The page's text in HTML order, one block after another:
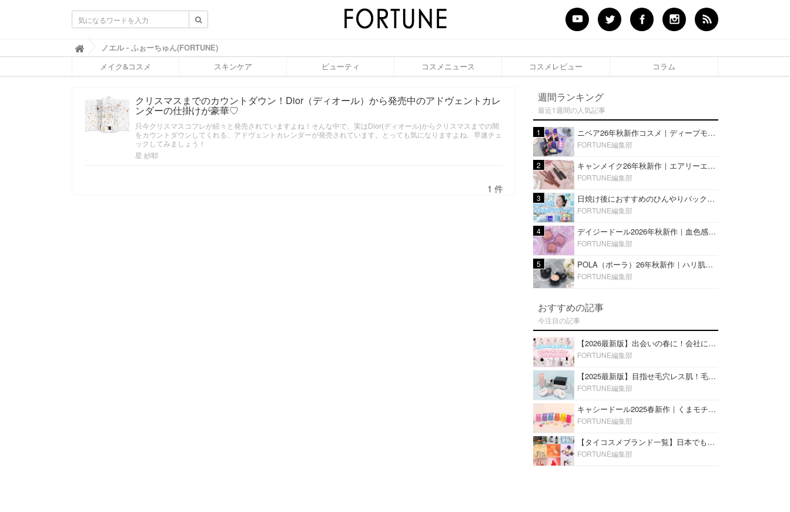
ふ
ぉ
ち
ん
(
F
O
ノエル - ふぉーちゅん(FORTUNE)
メイク&コスメ スキンケア ビューティ コスメニュース コスメレビュー コラム
クリスマスまでのカウントダウン！Dior（ディオール）から発売中のアドヴェントカレ
ンダーの仕掛けが豪華♡
只今クリスマスコフレが続々と発売されていますよね！そんな中で、実はDior(ディオール)からクリスマスまでの間
をカウントダウンしてくれる、アドヴェントカレンダーが発売されています。とっても気になりますよね。早速チェ
ックしてみましょう！
星 紗耶
1 件
週間ランキング
最近1週間の人気記事
1 ニベア26年秋新作コスメ｜ディープモイスチャーリップの美容液タイプや2in1ボディクリームスクラブも
FORTUNE編集部
2 キャンメイク26年秋新作｜エアリーエクステンションライナー＆カールスナイパーマスカラ新色をレビュー
FORTUNE編集部
3 日焼け後におすすめのひんやりパック14選｜暑い夏にぴったりな冷凍／鎮静／うるおいチャージマスクを紹介
FORTUNE編集部
4 デイジードール2026年秋新作｜血色感が可愛い♡『パウダー ブラッシュ ブルーム』新3色をレビュー
FORTUNE編集部
5 POLA（ポーラ）26年秋新作｜ハリ肌を叶える『B.A デイ プランプ ファンデーション』を口コミ
FORTUNE編集部
おすすめの記事
今注目の記事
【2026最新版】出会いの春に！会社にもおすすめの好印象な香水14選♡ビジネスの場での香水マナーも
FORTUNE編集部
【2025最新版】目指せ毛穴レス肌！毛穴を埋めて隠す「おすすめ部分用下地＆プライマー」ランキング♡
FORTUNE編集部
キャシードール2025春新作｜くまモチーフのミニリップ「シャイニーベア リップモイスト」をレビュー♡
FORTUNE編集部
【タイコスメブランド一覧】日本でも人気沸騰中の“タイコスメ”ブランド20選！
FORTUNE編集部